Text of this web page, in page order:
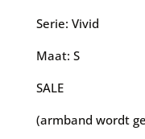
Serie: Vivid
Maat: S
SALE
(armband wordt